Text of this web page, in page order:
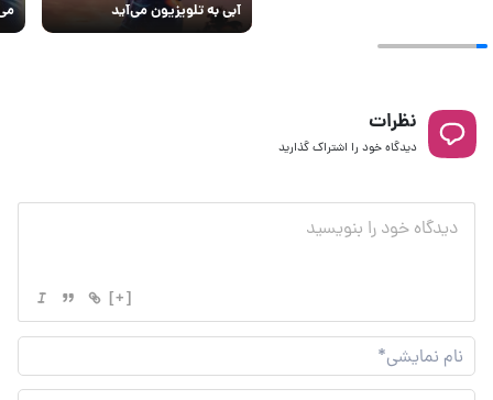
آبی به تلویزیون می‌آید
نظرات
دیدگاه خود را اشتراک گذارید
[+]
نام